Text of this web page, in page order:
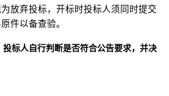
放弃投标，开标时投标人须同时提交
件以备查验。
标人自行判断是否符合公告要求，并决